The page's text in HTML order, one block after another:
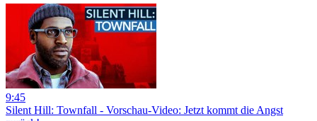
9:45
Silent Hill: Townfall - Vorschau-Video: Jetzt kommt die Angst